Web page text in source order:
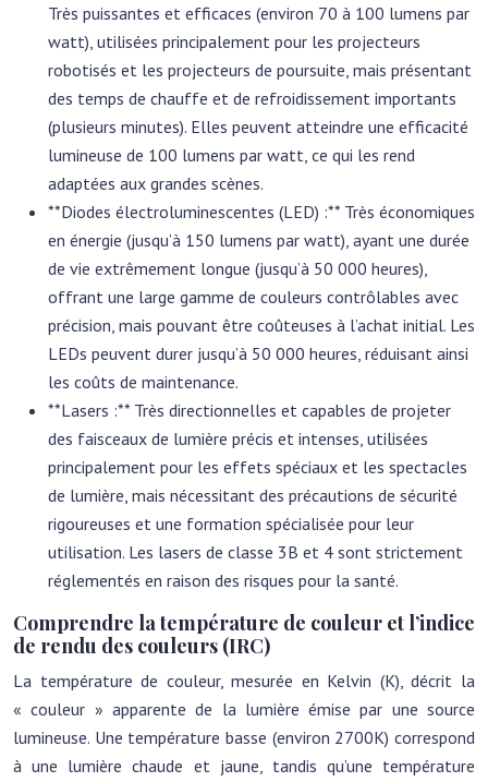
Très puissantes et efficaces (environ 70 à 100 lumens par
watt), utilisées principalement pour les projecteurs
robotisés et les projecteurs de poursuite, mais présentant
des temps de chauffe et de refroidissement importants
(plusieurs minutes). Elles peuvent atteindre une efficacité
lumineuse de 100 lumens par watt, ce qui les rend
adaptées aux grandes scènes.
**Diodes électroluminescentes (LED) :** Très économiques
en énergie (jusqu’à 150 lumens par watt), ayant une durée
de vie extrêmement longue (jusqu’à 50 000 heures),
offrant une large gamme de couleurs contrôlables avec
précision, mais pouvant être coûteuses à l’achat initial. Les
LEDs peuvent durer jusqu’à 50 000 heures, réduisant ainsi
les coûts de maintenance.
**Lasers :** Très directionnelles et capables de projeter
des faisceaux de lumière précis et intenses, utilisées
principalement pour les effets spéciaux et les spectacles
de lumière, mais nécessitant des précautions de sécurité
rigoureuses et une formation spécialisée pour leur
utilisation. Les lasers de classe 3B et 4 sont strictement
réglementés en raison des risques pour la santé.
Comprendre la température de couleur et l’indice
de rendu des couleurs (IRC)
La température de couleur, mesurée en Kelvin (K), décrit la
« couleur » apparente de la lumière émise par une source
lumineuse. Une température basse (environ 2700K) correspond
à une lumière chaude et jaune, tandis qu’une température